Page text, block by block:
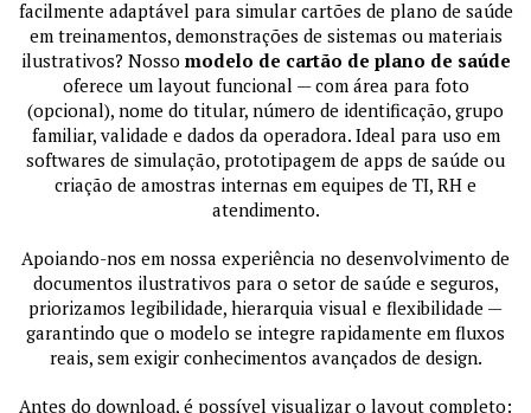
facilmente adaptável para simular cartões de plano de saúde
em treinamentos, demonstrações de sistemas ou materiais
ilustrativos? Nosso modelo de cartão de plano de saúde
oferece um layout funcional — com área para foto
(opcional), nome do titular, número de identificação, grupo
familiar, validade e dados da operadora. Ideal para uso em
softwares de simulação, prototipagem de apps de saúde ou
criação de amostras internas em equipes de TI, RH e
atendimento.
Apoiando-nos em nossa experiência no desenvolvimento de
documentos ilustrativos para o setor de saúde e seguros,
priorizamos legibilidade, hierarquia visual e flexibilidade —
garantindo que o modelo se integre rapidamente em fluxos
reais, sem exigir conhecimentos avançados de design.
Antes do download, é possível visualizar o layout completo: